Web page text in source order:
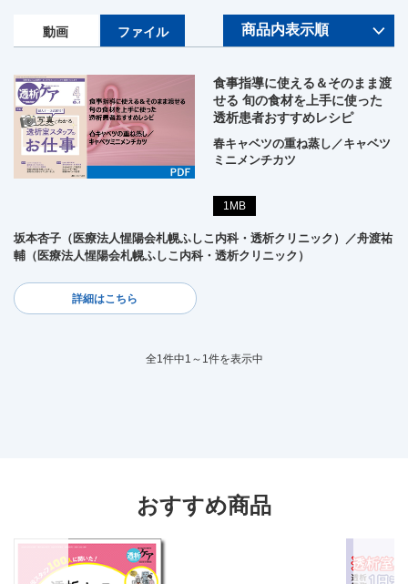
動画 ファイル
食事指導に使える＆そのまま渡
せる 旬の食材を上手に使った
透析患者おすすめレシピ
春キャベツの重ね蒸し／キャベツ
ミニメンチカツ
1MB
坂本杏子（医療法人惺陽会札幌ふしこ内科・透析クリニック）／舟渡祐
輔（医療法人惺陽会札幌ふしこ内科・透析クリニック）
詳細はこちら
全1件中1～1件を表示中
おすすめ商品